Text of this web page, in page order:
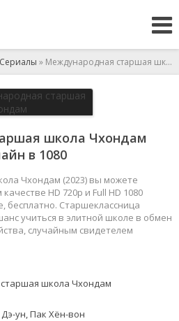
Сериалы » Международная старшая школа Чхондам
школа Чхондам
в 1080
Чхондам (2023) вы можете
HD 720p и Full HD 1080
бесплатно. Старшеклассница
учиться в элитной школе в обмен
случайным свидетелем
школа Чхондам
ун, Пак Хён-вон